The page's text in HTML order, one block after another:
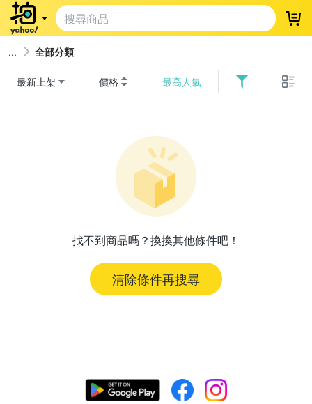
登
全部分類
最新上架 價格 最高人氣
找不到商品嗎？換換其他條件吧！
清除條件再搜尋